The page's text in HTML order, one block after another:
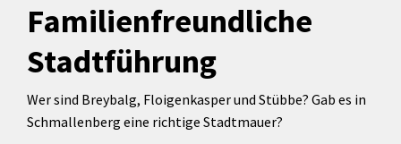
Freizeit & Kultur
Familienfreundliche
Stadtführung
Wer sind Breybalg, Floigenkasper und Stübbe? Gab es in
Schmallenberg eine richtige Stadtmauer?